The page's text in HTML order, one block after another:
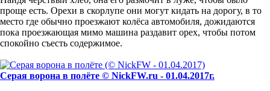
проще есть. Орехи в скорлупе они могут кидать на дорогу, в то
место где обычно проезжают колёса автомобиля, дожидаются
пока проезжающая мимо машина раздавит орех, чтобы потом
спокойно съесть содержимое.
Серая ворона в полёте © NickFW.ru - 01.04.2017г.